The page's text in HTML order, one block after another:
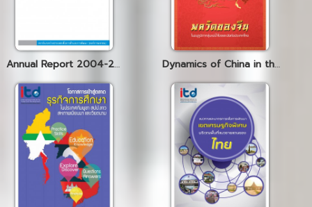
Annual Report 2004-2005 Dynamics of China in the Great Mekong Subregion and Their Implication for Thailand